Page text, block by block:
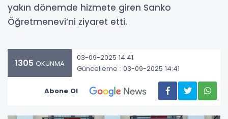
yakın dönemde hizmete giren Sanko
Öğretmenevi’ni ziyaret etti.
1305 OKUNMA
03-09-2025 14:41
Güncelleme : 03-09-2025 14:41
Abone Ol